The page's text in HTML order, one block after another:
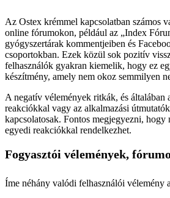
Az Ostex krémmel kapcsolatban számos
online fórumokon, például az „Index
gyógyszertárak kommentjeiben és
csoportokban. Ezek közül sok pozitív
felhasználók gyakran kiemelik, hogy ez
készítmény, amely nem okoz semmilyen
A negatív vélemények ritkák, és általában
reakciókkal vagy az alkalmazási
kapcsolatosak. Fontos megjegyezni, hogy
egyedi reakciókkal rendelkezhet.
Fogyasztói vélemények,
Íme néhány valódi felhasználói vélemény